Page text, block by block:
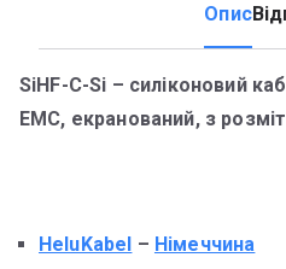
Опис
SiHF-C-Si – силіконовий
ЕМС, екранований, з
HeluKabel – Німеччина